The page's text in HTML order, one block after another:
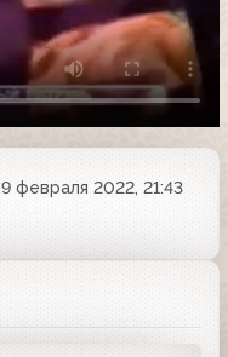
9 февраля 2022, 21:43